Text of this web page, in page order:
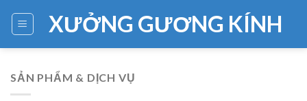
XƯỞNG GƯƠNG KÍNH
SẢN PHẨM & DỊCH VỤ